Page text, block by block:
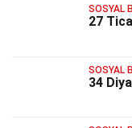
SOSYAL
27
SOSYAL
34